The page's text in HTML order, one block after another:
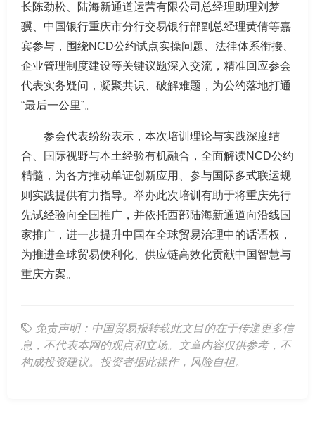
长陈劲松、陆海新通道运营有限公司总经理助理刘梦
骥、中国银行重庆市分行交易银行部副总经理黄倩等嘉
宾参与，围绕NCD公约试点实操问题、法律体系衔接、
企业管理制度建设等关键议题深入交流，精准回应参会
代表实务疑问，凝聚共识、破解难题，为公约落地打通
“最后一公里”。
参会代表纷纷表示，本次培训理论与实践深度结
合、国际视野与本土经验有机融合，全面解读NCD公约
精髓，为各方推动单证创新应用、参与国际多式联运规
则实践提供有力指导。举办此次培训有助于将重庆先行
先试经验向全国推广，并依托西部陆海新通道向沿线国
家推广，进一步提升中国在全球贸易治理中的话语权，
为推进全球贸易便利化、供应链高效化贡献中国智慧与
重庆方案。
免责声明：中国贸易报转载此文目的在于传递更多信
息，不代表本网的观点和立场。文章内容仅供参考，不
构成投资建议。投资者据此操作，风险自担。